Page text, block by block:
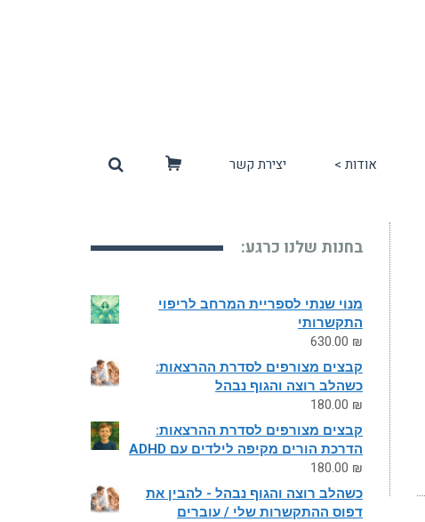
אודות > יצירת קשר
בחנות שלנו כרגע:
מנוי שנתי לספריית המרחב לריפוי
התקשרותי
630.00 ₪
קבצים מצורפים לסדרת ההרצאות:
כשהלב רוצה והגוף נבהל
180.00 ₪
קבצים מצורפים לסדרת ההרצאות:
הדרכת הורים מקיפה לילדים עם ADHD
180.00 ₪
כשהלב רוצה והגוף נבהל - להבין את
דפוס ההתקשרות שלי / עוברים